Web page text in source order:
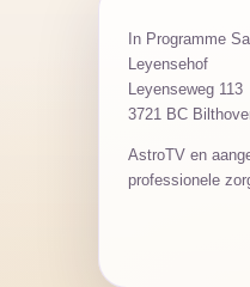
In Programme
Leyensehof
Leyenseweg 113
3721 BC
AstroTV en
professionele